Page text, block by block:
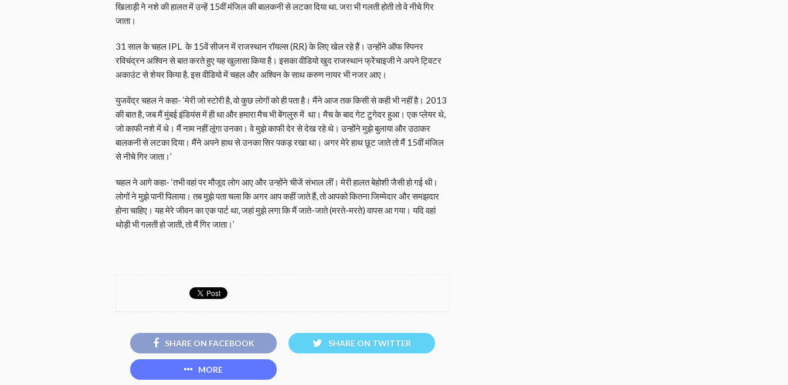
खिलाड़ी ने नशे की हालत में उन्हें 15वीं मंजिल की बालकनी से लटका दिया था. जरा भी गलती होती तो वे नीचे गिर
जाता।
31 साल के चहल IPL के 15वें सीजन में राजस्थान रॉयल्स (RR) के लिए खेल रहे हैं। उन्होंने ऑफ स्पिनर
रविचंद्रन अश्विन से बात करते हुए यह खुलासा किया है। इसका वीडियो खुद राजस्थान फ्रेंचाइजी ने अपने ट्विटर
अकाउंट से शेयर किया है. इस वीडियो में चहल और अश्विन के साथ करुण नायर भी नजर आए।
युजवेंद्र चहल ने कहा- ‘मेरी जो स्टोरी है, वो कुछ लोगों को ही पता है। मैंने आज तक किसी से कही भी नहीं है। 2013
की बात है, जब मैं मुंबई इंडियंस में ही था और हमारा मैच भी बेंगलुरु में था। मैच के बाद गेट टुगेदर हुआ। एक प्लेयर थे,
जो काफी नशे में थे। मैं नाम नहीं लूंगा उनका। वे मुझे काफी देर से देख रहे थे। उन्होंने मुझे बुलाया और उठाकर
बालकनी से लटका दिया। मैंने अपने हाथ से उनका सिर पकड़ रखा था। अगर मेरे हाथ छूट जाते तो मैं 15वीं मंजिल
से नीचे गिर जाता।’
चहल ने आगे कहा- ‘तभी वहां पर मौजूद लोग आए और उन्होंने चीजें संभाल लीं। मेरी हालत बेहोशी जैसी हो गई थी।
लोगों ने मुझे पानी पिलाया। तब मुझे पता चला कि अगर आप कहीं जाते हैं, तो आपको कितना जिम्मेदार और समझदार
होना चाहिए। यह मेरे जीवन का एक पार्ट था, जहां मुझे लगा कि मैं जाते-जाते (मरते-मरते) वापस आ गया। यदि वहां
थोड़ी भी गलती हो जाती, तो मैं गिर जाता।’
SHARE ON FACEBOOK SHARE ON TWITTER
MORE